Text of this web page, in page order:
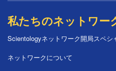
私たちのネットワー
Scientologyネットワーク開局スペシ
ネットワークについて